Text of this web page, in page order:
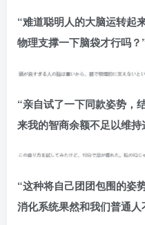
“难道聪明人的大脑运转起
物理支撑一下脑袋才行吗？
“亲自试了一下同款姿势，
来我的智商余额不足以维
“这种将自己团团包围的姿
消化系统果然和我们普通人